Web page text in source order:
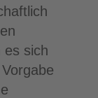
es sich